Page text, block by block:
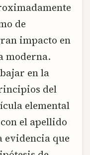
de
impacto en
moderna.
en la
del
elemental
el apellido
evidencia que